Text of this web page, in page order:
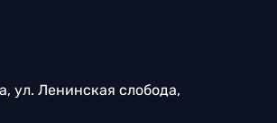
ул. Ленинская слобода,